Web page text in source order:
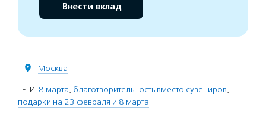
Внести вклад
Москва
ТЕГИ: 8 марта, благотворительность вместо сувениров,
подарки на 23 февраля и 8 марта